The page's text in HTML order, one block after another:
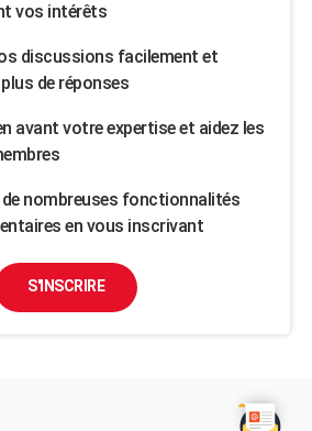
vos intérêts
discussions facilement et
de réponses
avant votre expertise et aidez les
nombreuses fonctionnalités
en vous inscrivant
S'INSCRIRE